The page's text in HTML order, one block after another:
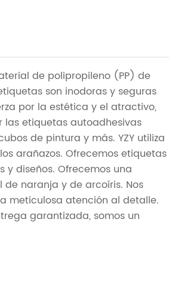
de polipropileno (PP) de
son inodoras y seguras
por la estética y el atractivo,
etiquetas autoadhesivas
de pintura y más. YZY utiliza
arañazos. Ofrecemos etiquetas
diseños. Ofrecemos una
naranja y de arcoíris. Nos
meticulosa atención al detalle.
garantizada, somos un